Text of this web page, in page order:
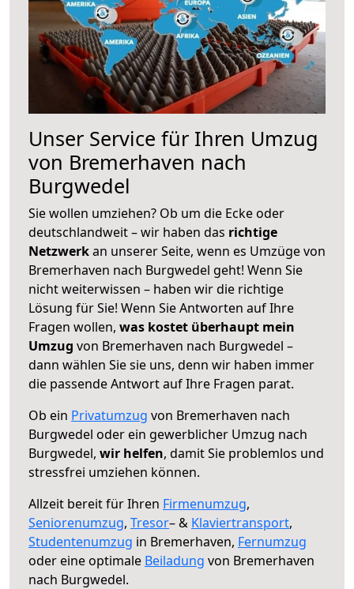
Unser Service für Ihren Umzug
von Bremerhaven nach
Burgwedel
Sie wollen umziehen? Ob um die Ecke oder
deutschlandweit – wir haben das richtige
Netzwerkan unserer Seite, wenn es Umzüge von
Bremerhaven nach Burgwedel geht! Wenn Sie
nicht weiterwissen – haben wir die richtige
Lösung für Sie! Wenn Sie Antworten auf Ihre
Fragen wollen, was kostet überhaupt mein
Umzug von Bremerhaven nach Burgwedel –
dann wählen Sie sie uns, denn wir haben immer
die passende Antwort auf Ihre Fragen parat.
Ob ein Privatumzug von Bremerhaven nach
Burgwedel oder ein gewerblicher Umzug nach
Burgwedel, wir helfen, damit Sie problemlos und
stressfrei umziehen können.
Allzeit bereit für Ihren Firmenumzug,
Seniorenumzug, Tresor– & Klaviertransport,
Studentenumzug in Bremerhaven, Fernumzug
oder eine optimale Beiladung von Bremerhaven
nach Burgwedel.